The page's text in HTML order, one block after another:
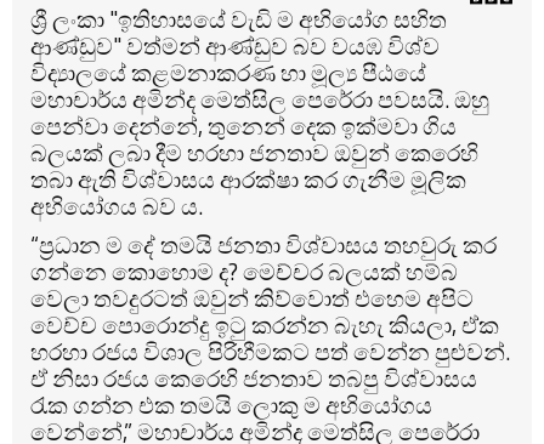
ශ්‍රී ලංකා "ඉතිහාසයේ වැඩි ම අභියෝග සහිත
ආණ්ඩුව" වත්මන් ආණ්ඩුව බව වයඹ විශ්ව
විද්‍යාලයේ කළමනාකරණ හා මූල්‍ය පීඨයේ
මහාචාර්ය අමින්ද මෙත්සිල පෙරේරා පවසයි.ඔහු
පෙන්වා දෙන්නේ, තුනෙන් දෙක ඉක්මවා ගිය
බලයක් ලබා දීම හරහා ජනතාව ඔවුන් කෙරෙහි
තබා ඇති විශ්වාසය ආරක්ෂා කර ගැනීම මූලික
අභියෝගය බව ය.
“ප්‍රධාන ම දේ තමයි ජනතා විශ්වාසය තහවුරු කර
ගන්නෙ කොහොම ද? මෙච්චර බලයක් හම්බ
වෙලා තවදුරටත් ඔවුන් කිව්වොත් එහෙම අපිට
වෙච්ච පොරොන්දු ඉටු කරන්න බැහැ කියලා, ඒක
හරහා රජය විශාල පිරිහීමකට පත් වෙන්න පුළුවන්.
ඒ නිසා රජය කෙරෙහි ජනතාව තබපු විශ්වාසය
රැක ගන්න එක තමයි ලොකු ම අභියෝගය
වෙන්නේ,” මහාචාර්ය අමින්ද මෙත්සිල පෙරේරා